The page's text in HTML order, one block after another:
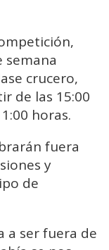
semana
crucero,
de las 15:00
horas.
fuera
y
de
a ser fuera de